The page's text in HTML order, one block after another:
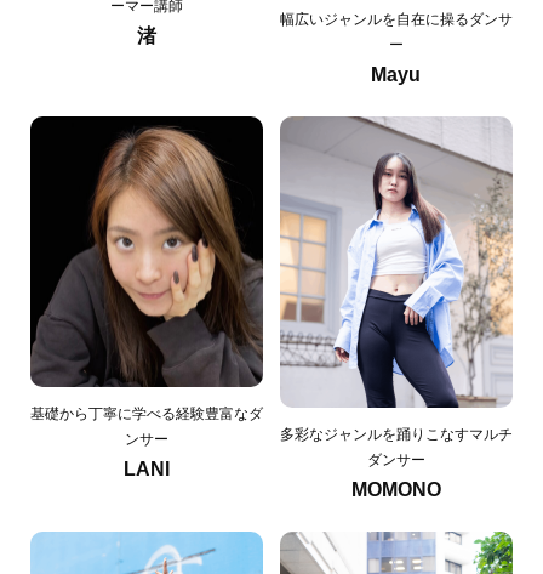
ーマー講師
渚
幅広いジャンルを自在に操るダンサ
ー
Mayu
基礎から丁寧に学べる経験豊富なダ
ンサー
LANI
多彩なジャンルを踊りこなすマルチ
ダンサー
MOMONO